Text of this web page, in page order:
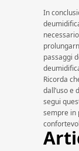
In
passaggi
Ricorda
dall’uso e
segui
sempre in